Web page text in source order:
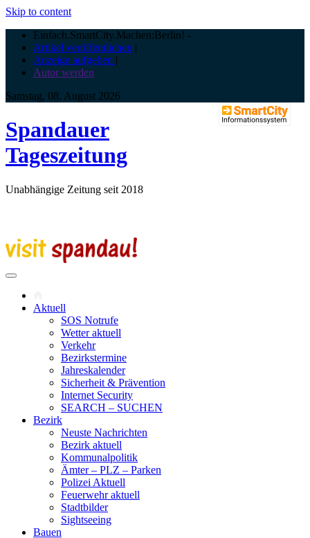
Skip to content
Einfach.SmartCity.Machen:Berlin! -
Artikel veröffentlichen |
Anzeige aufgeben |
Autor werden
Samstag, 08. August 2026
Spandauer
Tageszeitung
Unabhängige Zeitung seit 2018
Aktuell
SOS Notrufe
Wetter aktuell
Verkehr
Bezirkstermine
Jahreskalender
Sicherheit & Prävention
Internet Security
SEARCH – SUCHEN
Bezirk
Neuste Nachrichten
Bezirk aktuell
Kommunalpolitik
Ämter – PLZ – Parken
Polizei Aktuell
Feuerwehr aktuell
Stadtbilder
Sightseeing
Bauen